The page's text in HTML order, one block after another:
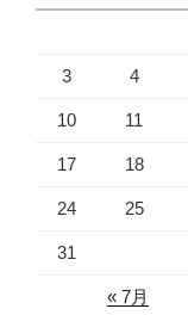
3 4
10 11
17 18
24 25
31
« 7月